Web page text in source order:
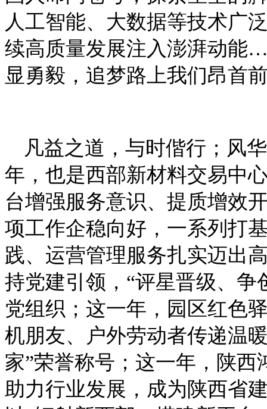
人工智能、大数据等技术广
续高质量发展注入澎湃动能
显勇毅，追梦路上我们昂首
凡益之道，与时偕行；风
年，也是西部新材料交易中
台增强服务意识、提质增效
项工作企稳向好，一系列打
践、运营管理服务扎实迈出
持党建引领，“评星晋级、
党组织；这一年，园区红色
机朋友、户外劳动者传递温
家”荣誉称号；这一年，陕
助力行业发展，成为陕西省